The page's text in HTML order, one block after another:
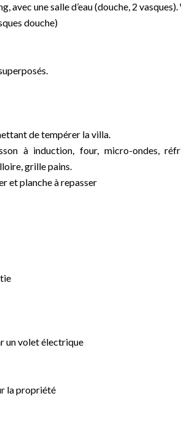
avec une salle d’eau (douche, 2
douche)
de tempérer la villa.
à induction, four, micro-ondes,
grille pains.
et planche à repasser
un volet électrique
la propriété